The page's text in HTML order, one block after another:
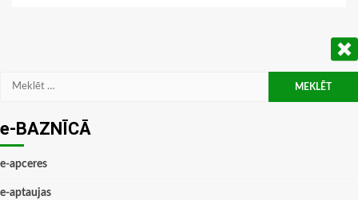
Meklēt:
e-BAZNĪCĀ
e-apceres
e-aptaujas